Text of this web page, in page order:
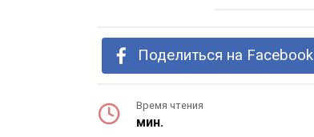
Поделиться на Facebook
Время чтения
мин.